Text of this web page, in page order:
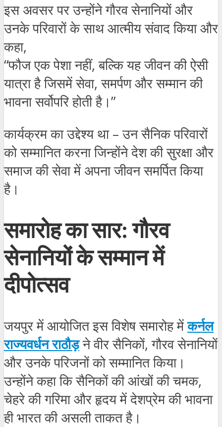
इस अवसर पर उन्होंने गौरव सेनानियों और
उनके परिवारों के साथ आत्मीय संवाद किया और
कहा,
“फौज एक पेशा नहीं, बल्कि यह जीवन की ऐसी
यात्रा है जिसमें सेवा, समर्पण और सम्मान की
भावना सर्वोपरि होती है।”
कार्यक्रम का उद्देश्य था – उन सैनिक परिवारों
को सम्मानित करना जिन्होंने देश की सुरक्षा और
समाज की सेवा में अपना जीवन समर्पित किया
है।
समारोह का सार: गौरव
सेनानियों के सम्मान में
दीपोत्सव
जयपुर में आयोजित इस विशेष समारोह मेंकर्नल
राज्यवर्धन राठौड़ने वीर सैनिकों, गौरव सेनानियों
और उनके परिजनों को सम्मानित किया।
उन्होंने कहा कि सैनिकों की आंखों की चमक,
चेहरे की गरिमा और हृदय में देशप्रेम की भावना
ही भारत की असली ताकत है।